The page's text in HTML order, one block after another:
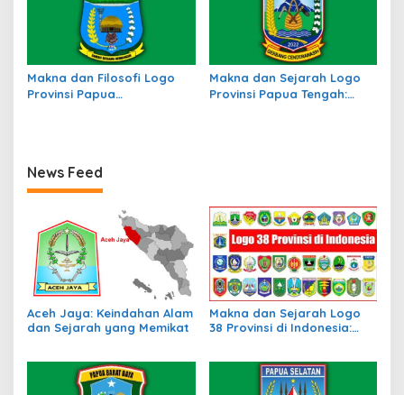
Makna dan Filosofi Logo
Provinsi Papua
Makna dan Sejarah Logo
Provinsi Papua Tengah:
News Feed
Aceh Jaya: Keindahan Alam
dan Sejarah yang Memikat
Makna dan Sejarah Logo
38 Provinsi di Indonesia: